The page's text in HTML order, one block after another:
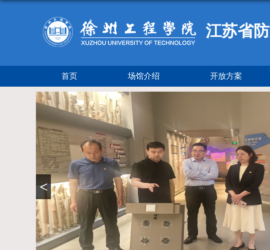
江苏省
首页 场馆介绍 开放方案
<